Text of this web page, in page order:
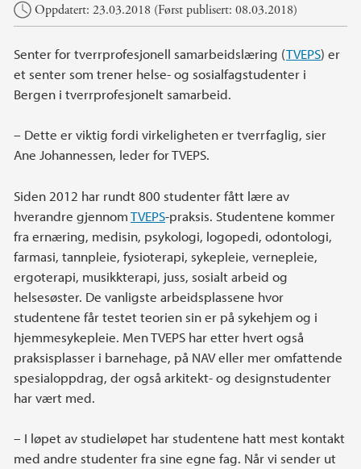
Oppdatert: 23.03.2018 (Først publisert: 08.03.2018)
Senter for tverrprofesjonell samarbeidslæring (TVEPS) er
et senter som trener helse- og sosialfagstudenter i
Bergen i tverrprofesjonelt samarbeid.
– Dette er viktig fordi virkeligheten er tverrfaglig, sier
Ane Johannessen, leder for TVEPS.
Siden 2012 har rundt 800 studenter fått lære av
hverandre gjennomTVEPS-praksis. Studentene kommer
fra ernæring, medisin, psykologi, logopedi, odontologi,
farmasi, tannpleie, fysioterapi, sykepleie, vernepleie,
ergoterapi, musikkterapi, juss, sosialt arbeid og
helsesøster. De vanligste arbeidsplassene hvor
studentene får testet teorien sin er på sykehjem og i
hjemmesykepleie. Men TVEPS har etter hvert også
praksisplasser i barnehage, på NAV eller mer omfattende
spesialoppdrag, der også arkitekt- og designstudenter
har vært med.
– I løpet av studieløpet har studentene hatt mest kontakt
med andre studenter fra sine egne fag. Når vi sender ut